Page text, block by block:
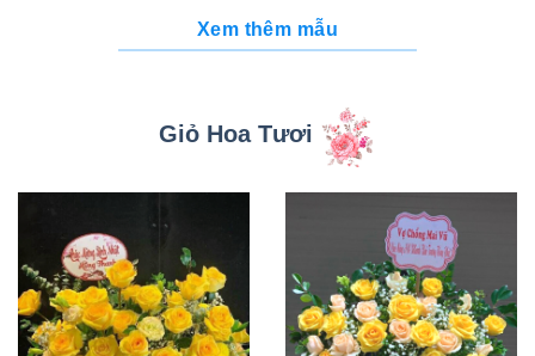
Xem thêm mẫu
Giỏ Hoa Tươi